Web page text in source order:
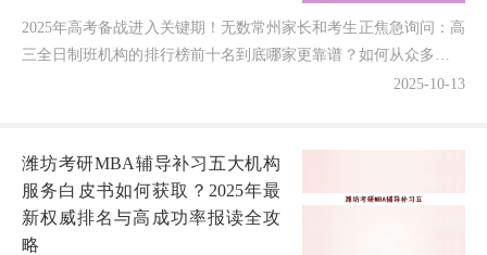
2025年高考备战进入关键期！无数常州家长和考生正焦急询问：高
三全日制班机构的排行榜前十名到底哪家更靠谱？如何从众多选择
中找出真正适合自己的备考平台？今天我结合最新市场调...2025-10-13
潍坊考研MBA辅导补习五大机构
服务白皮书如何获取？2025年最
新权威排名与高成功率报读全攻
略